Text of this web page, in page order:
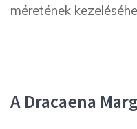
méretének
A Dracaena